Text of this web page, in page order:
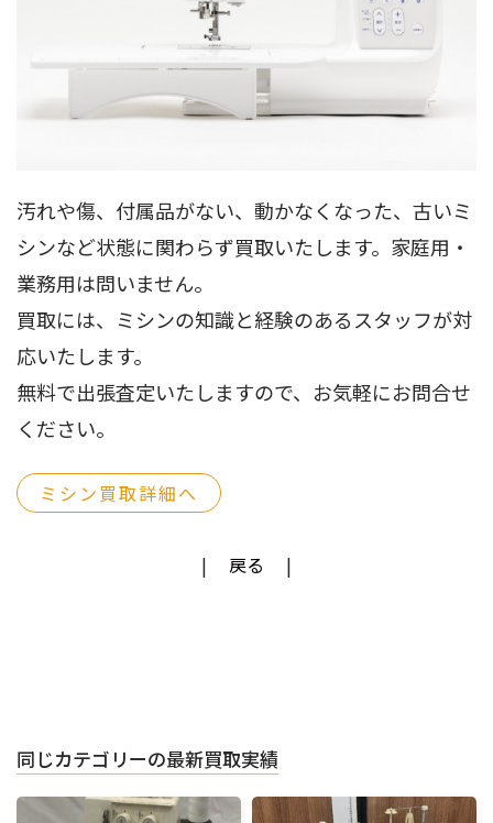
汚れや傷、付属品がない、動かなくなった、古いミ
シンなど状態に関わらず買取いたします。家庭用・
業務用は問いません。
買取には、ミシンの知識と経験のあるスタッフが対
応いたします。
無料で出張査定いたしますので、お気軽にお問合せ
ください。
ミシン買取詳細へ
戻る
同じカテゴリーの最新買取実績